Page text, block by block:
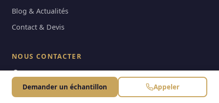
Demander un échantillon Appeler
Blog & Actualités
Contact & Devis
NOUS CONTACTER
82 Rue Raspail, 94700 Maisons-Alfort
contact@lessaveursderene.com